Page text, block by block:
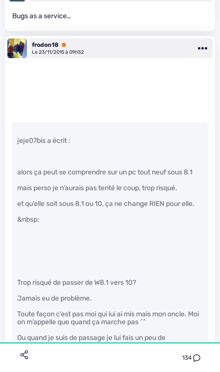
134
Bugs as a service…
frodon18 Premium
Le 23/11/2015 à 09h52
jeje07bis a écrit :
alors ça peut se comprendre sur un pc tout neuf sous 8.1
mais perso je n’aurais pas tenté le coup, trop risqué.
et qu’elle soit sous 8.1 ou 10, ça ne change RIEN pour elle.
&nbsp;
Trop risqué de passer de W8.1 vers 10?
Jamais eu de problème.
Toute façon c’est pas moi qui lui ai mis mais mon oncle. Moi
on m’appelle que quand ça marche pas ^^
Ou quand je suis de passage je lui fais un peu de
maintenance